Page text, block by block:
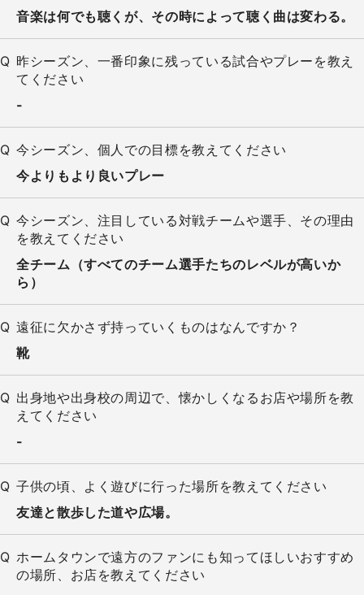
音楽は何でも聴くが、その時によって聴く曲は変わる。
昨シーズン、一番印象に残っている試合やプレーを教え
てください
-
今シーズン、個人での目標を教えてください
今よりもより良いプレー
今シーズン、注目している対戦チームや選手、その理由
を教えてください
全チーム（すべてのチーム選手たちのレベルが高いか
ら）
遠征に欠かさず持っていくものはなんですか？
靴
出身地や出身校の周辺で、懐かしくなるお店や場所を教
えてください
-
子供の頃、よく遊びに行った場所を教えてください
友達と散歩した道や広場。
ホームタウンで遠方のファンにも知ってほしいおすすめ
の場所、お店を教えてください